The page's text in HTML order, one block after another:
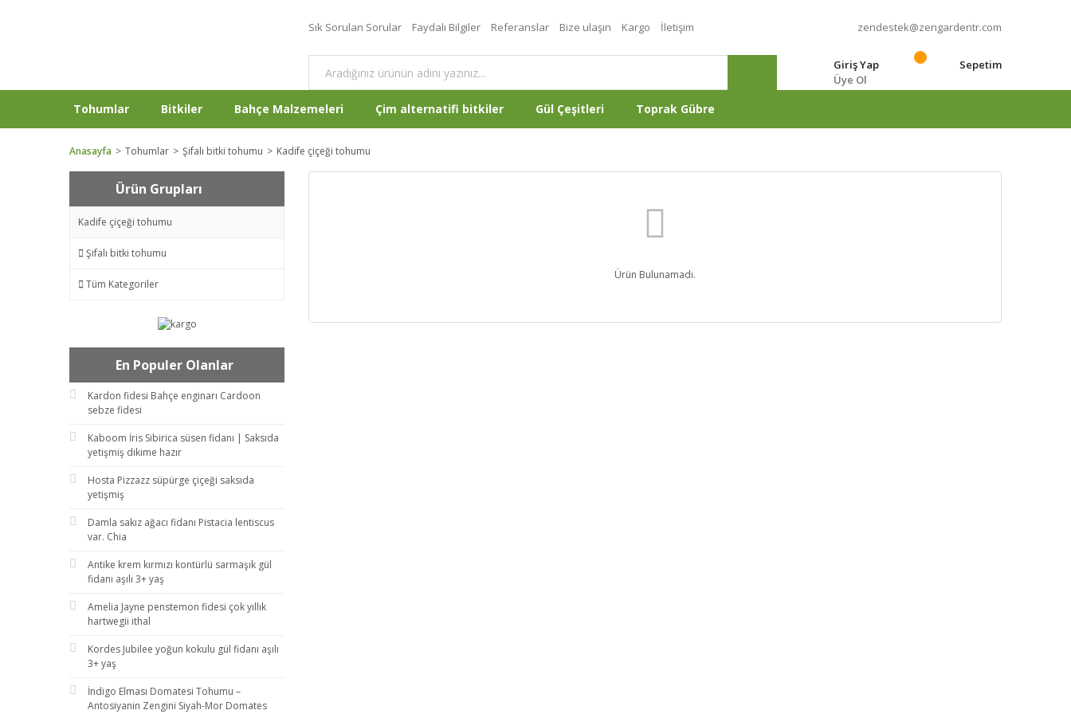
Sık Sorulan Sorular Faydalı Bilgiler Referanslar Bize ulaşın Kargo İletişim zendestek@zengardentr.com
Giriş Yap
Üye Ol
Sepetim
Tohumlar Bitkiler Bahçe Malzemeleri Çim alternatifi bitkiler Gül Çeşitleri Toprak Gübre
Anasayfa Tohumlar Şifalı bitki tohumu Kadife çiçeği tohumu
Ürün Grupları
Kadife çiçeği tohumu
Şifalı bitki tohumu
Tüm Kategoriler
En Populer Olanlar
Kardon fidesi Bahçe enginarı Cardoon
sebze fidesi
Kaboom İris Sibirica süsen fidanı | Saksıda
yetişmiş dikime hazır
Hosta Pizzazz süpürge çiçeği saksıda
yetişmiş
Damla sakız ağacı fidanı Pistacia lentiscus
var. Chia
Antike krem kırmızı kontürlü sarmaşık gül
fidanı aşılı 3+ yaş
Amelia Jayne penstemon fidesi çok yıllık
hartwegii ithal
Kordes Jubilee yoğun kokulu gül fidanı aşılı
3+ yaş
İndigo Elması Domatesi Tohumu –
Antosiyanin Zengini Siyah-Mor Domates
Ürün Bulunamadı.